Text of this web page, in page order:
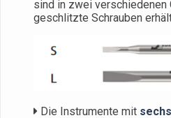
sind in zwei verschiedenen
geschlitzte Schrauben
Die Instrumente mit